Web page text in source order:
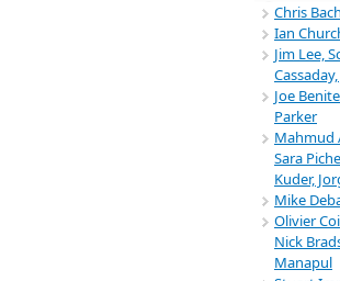
Chris
Ian
Jim Lee,
Joe
Parker
Mahmud
Sara
Kuder,
Mike
Olivier
Nick
Manapul